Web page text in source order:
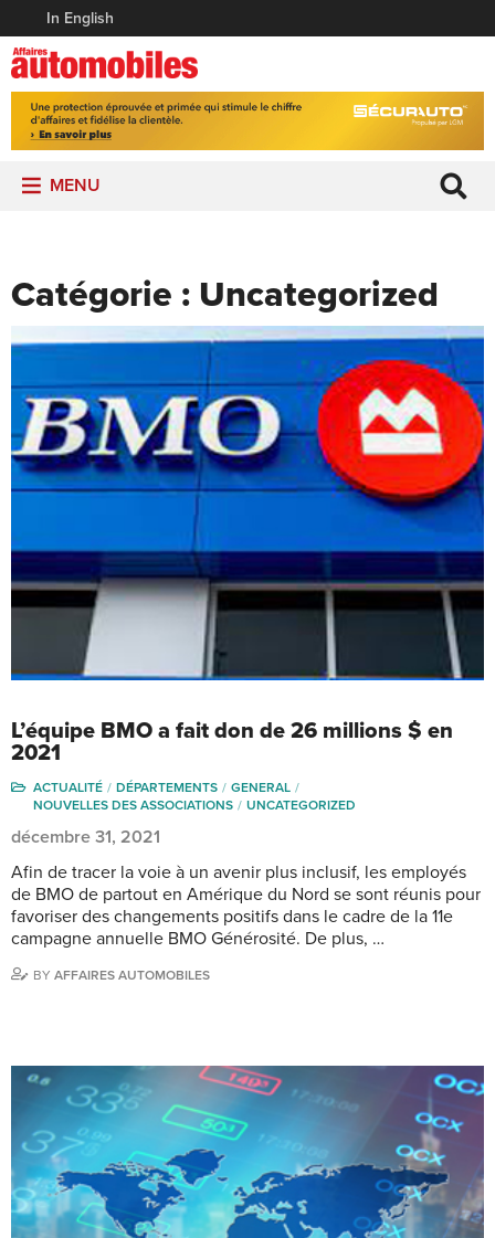
In English
MENU
Catégorie : Uncategorized
L’équipe BMO a fait don de 26 millions $ en
2021
ACTUALITÉ DÉPARTEMENTS
GENERAL
NOUVELLES DES ASSOCIATIONS
UNCATEGORIZED
décembre 31, 2021
Afin de tracer la voie à un avenir plus inclusif, les employés
de BMO de partout en Amérique du Nord se sont réunis pour
favoriser des changements positifs dans le cadre de la 11e
campagne annuelle BMO Générosité. De plus, …
BY AFFAIRES AUTOMOBILES